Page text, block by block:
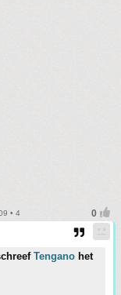
• 4
Tengano het